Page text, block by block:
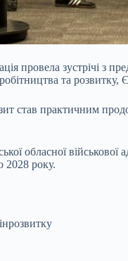
провела зустрічі
та
став практичним
обласної
2028 року.